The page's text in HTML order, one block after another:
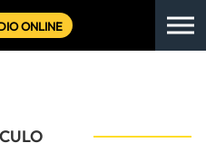
ONLINE